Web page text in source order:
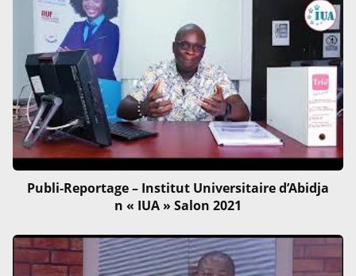
Publi-Reportage – Institut Universitaire d’Abidja
n « IUA » Salon 2021